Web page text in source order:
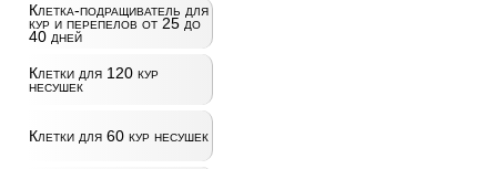
Клетка-подращиватель для
кур и перепелов от 25 до
40 дней
Клетки для 120 кур
несушек
Клетки для 60 кур несушек